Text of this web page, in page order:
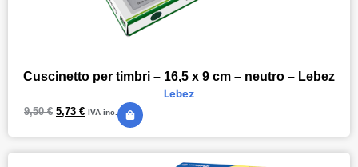
Cuscinetto per timbri – 16,5 x 9 cm – neutro – Lebez
Lebez
9,50€ 5,73 € IVA inc.